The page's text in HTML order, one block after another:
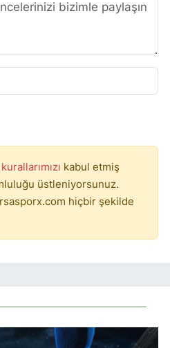
kabul etmiş
üstleniyorsunuz.
hiçbir şekilde